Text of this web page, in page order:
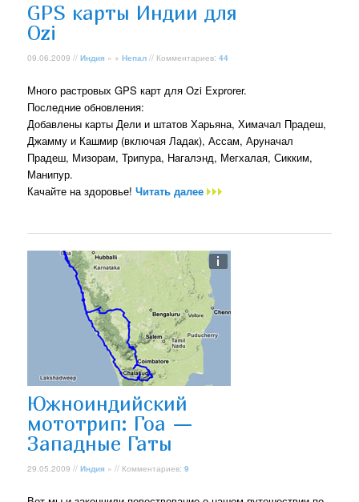
GPS карты Индии для
Ozi
09.06.2009 //Индия » +Непал // Комментариев:44
Много растровых GPS карт для Ozi Exprorer.
Последние обновления:
Добавлены карты Дели и штатов Харьяна, Химачал Прадеш,
Джамму и Кашмир (включая Ладак), Ассам, Аруначал
Прадеш, Мизорам, Трипура, Нагалэнд, Мегхалая, Сикким,
Манипур.
Качайте на здоровье!Читать далее
Южноиндийский
мототрип: Гоа —
Западные Гаты
29.05.2009 //Индия » // Комментариев:9